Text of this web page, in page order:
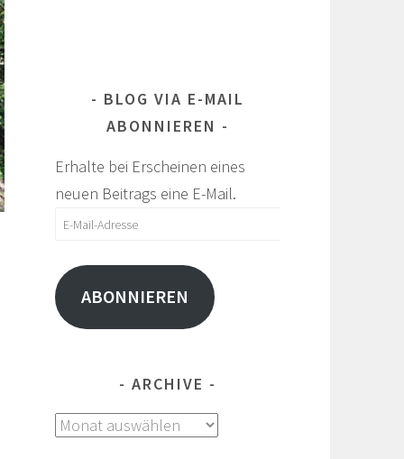
BLOG VIA E-MAIL
ABONNIEREN
Erhalte bei Erscheinen eines
neuen Beitrags eine E-Mail.
E-
Adresse
ABONNIEREN
ARCHIVE
Archive